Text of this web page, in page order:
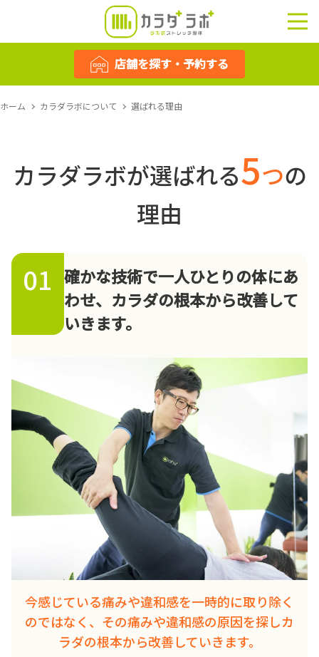
店舗を探す・予約する
店舗を探す・予約する
ホーム カラダラボについて 選ばれる理由
カラダラボが選ばれる5つの
理由
01 確かな技術で一人ひとりの体にあ
わせ、カラダの根本から改善して
いきます。
今感じている痛みや違和感を一時的に取り除く
のではなく、その痛みや違和感の原因を探しカ
ラダの根本から改善していきます。